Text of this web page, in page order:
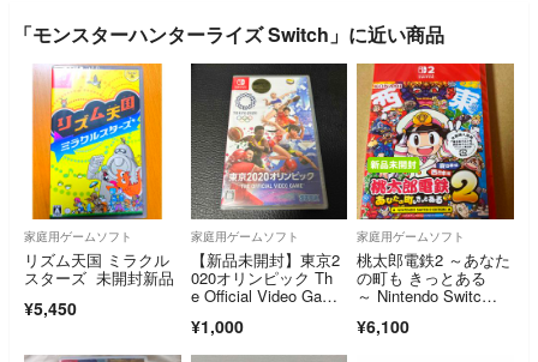
「モンスターハンターライズ Switch」に近い商品
家庭用ゲームソフト
リズム天国 ミラクル
スターズ 未開封新品
¥5,450
家庭用ゲームソフト
【新品未開封】東京2
020オリンピック Th
e Official Video Game
¥1,000
家庭用ゲームソフト
桃太郎電鉄2 ～あなた
の町も きっとある
～ Nintendo Switc
＋西日本編
¥6,100